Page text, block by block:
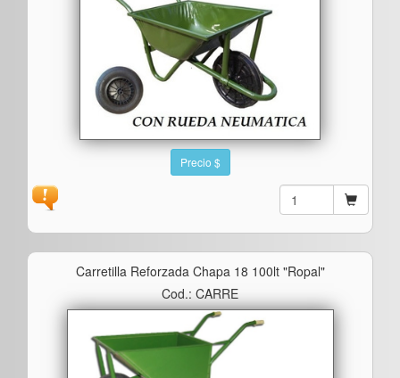
Precio $
Carretilla Reforzada Chapa 18 100lt "ropal"
Cod.: CARRE